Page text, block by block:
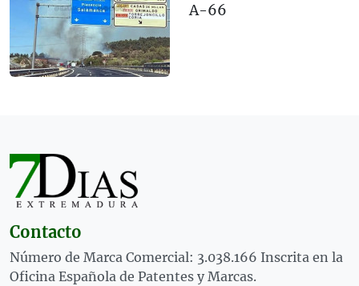
A-66
Contacto
Número de Marca Comercial: 3.038.166 Inscrita en la
Oficina Española de Patentes y Marcas.